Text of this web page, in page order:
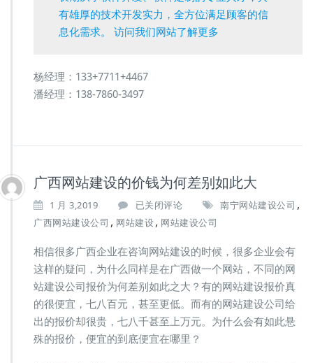
有雄厚的技术开发实力，全方位满足顾客的信
息化需求。 访问我们网站了解更多
杨经理：133+7711+4467
潘经理：138-7860-3497
广西网站建设的价钱为何差别如此大
1 月 3,2019
广
西
网
站
建
设
的
价
钱
为
何
已关闭评论 南宁网站建设公司 ,
广西网站建设公司 , 网站建设, 网站建设公司
相信很多广西企业在咨询网站建设的时候，很多企业会有
这样的疑问，为什么同样是在广西做一个网站，不同的网
站建设公司报价为何差别如此之大？有的网站建设报价真
的很便宜，七八百元，甚至更低。而有的网站建设公司给
出的报价却很贵，七八千甚至上万元。为什么会有如此悬
殊的报价，便宜的到底便宜在哪里？